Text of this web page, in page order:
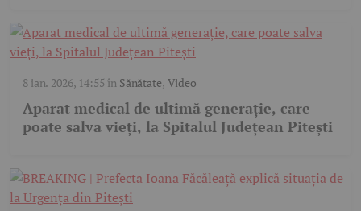
8 ian. 2026, 14:55 în Sănătate, Video
Aparat medical de ultimă generație, care
poate salva vieți, la Spitalul Județean Pitești